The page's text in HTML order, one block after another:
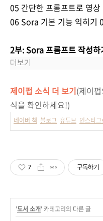
05 간단한 프롬프트로 영상
06 Sora 기본 기능 익히기
2부: Sora 프롬프트 작성하
더보기
제이펍 소식 더 보기(제이
식을 확인하세요!)
네이버 책 블로그 유튜브 인스타그
7 구독하기
'도서 소개' 카테고리의 다른 글